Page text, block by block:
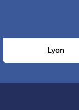
Lyon